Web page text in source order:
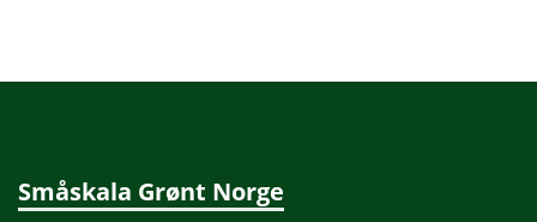
Småskala Grønt Norge